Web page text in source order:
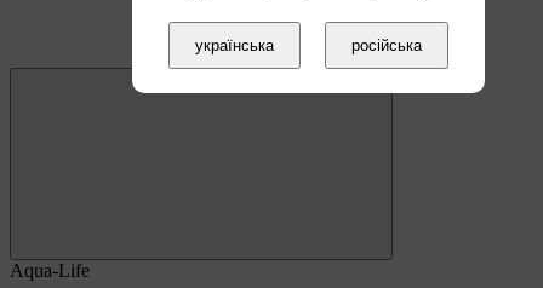
Aqua-Life
українська російська